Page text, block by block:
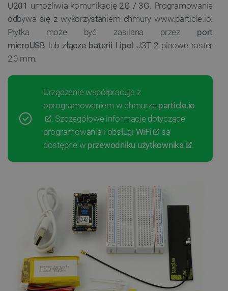
U201 umożliwia komunikację 2G / 3G. Programowanie
odbywa się z wykorzystaniem chmury www.particle.io.
Płytka może być zasilana przez port
microUSB lubzłącze baterii Lipol JST 2 pinowe raster
2,0 mm.
Urządzenie współpracuje z
oprogramowaniem w chmurze particle.io
. Szczegółowe informacje dotyczące
programowania i obsługi WiFi
są
dostępne w przewodniku użytkownika .